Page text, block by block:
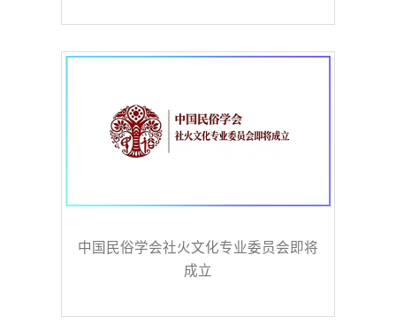
中国民俗学会社火文化专业委员会即将
成立